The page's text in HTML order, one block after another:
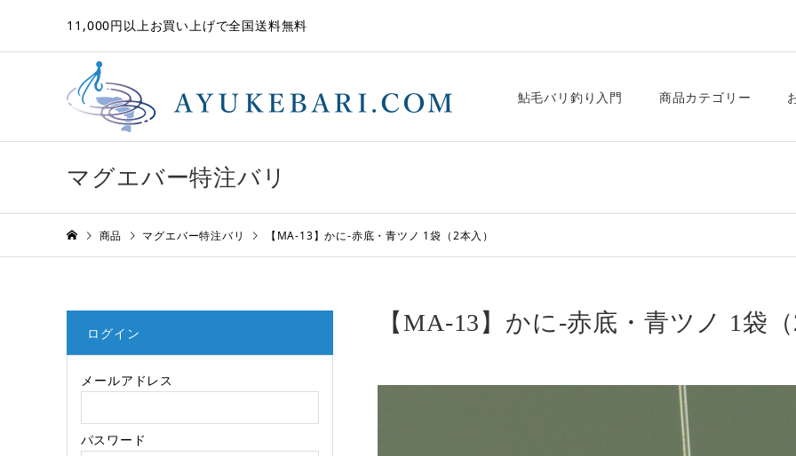
11,000円以上お買い上げで全国送料無料
鮎毛バリ釣り入門 商品カテゴリー
マグエバー特注バリ
商品 マグエバー特注バリ 【MA-13】かに-赤底・青ツノ 1袋（2本入）
【MA-13】かに-赤底・青ツノ 1袋
ログイン
メールアドレス
パスワード